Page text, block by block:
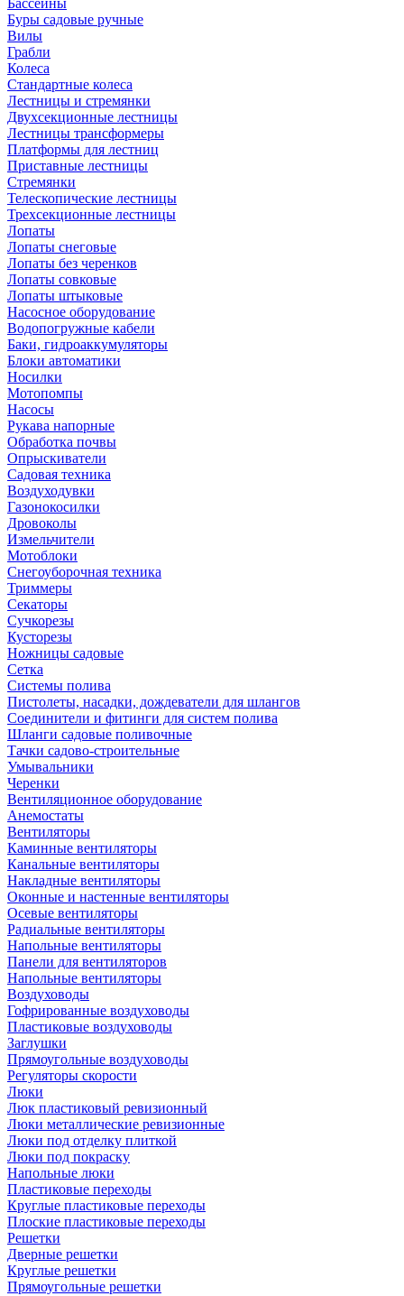
Бассейны
Буры садовые ручные
Вилы
Грабли
Колеса
Стандартные колеса
Лестницы и стремянки
Двухсекционные лестницы
Лестницы трансформеры
Платформы для лестниц
Приставные лестницы
Стремянки
Телескопические лестницы
Трехсекционные лестницы
Лопаты
Лопаты снеговые
Лопаты без черенков
Лопаты совковые
Лопаты штыковые
Насосное оборудование
Водопогружные кабели
Баки, гидроаккумуляторы
Блоки автоматики
Носилки
Мотопомпы
Насосы
Рукава напорные
Обработка почвы
Опрыскиватели
Садовая техника
Воздуходувки
Газонокосилки
Дровоколы
Измельчители
Мотоблоки
Снегоуборочная техника
Триммеры
Секаторы
Сучкорезы
Кусторезы
Ножницы садовые
Сетка
Системы полива
Пистолеты, насадки, дождеватели для шлангов
Соединители и фитинги для систем полива
Шланги садовые поливочные
Тачки садово-строительные
Умывальники
Черенки
Вентиляционное оборудование
Анемостаты
Вентиляторы
Каминные вентиляторы
Канальные вентиляторы
Накладные вентиляторы
Оконные и настенные вентиляторы
Осевые вентиляторы
Радиальные вентиляторы
Напольные вентиляторы
Панели для вентиляторов
Напольные вентиляторы
Воздуховоды
Гофрированные воздуховоды
Пластиковые воздуховоды
Заглушки
Прямоугольные воздуховоды
Регуляторы скорости
Люки
Люк пластиковый ревизионный
Люки металлические ревизионные
Люки под отделку плиткой
Люки под покраску
Напольные люки
Пластиковые переходы
Круглые пластиковые переходы
Плоские пластиковые переходы
Решетки
Дверные решетки
Круглые решетки
Прямоугольные решетки